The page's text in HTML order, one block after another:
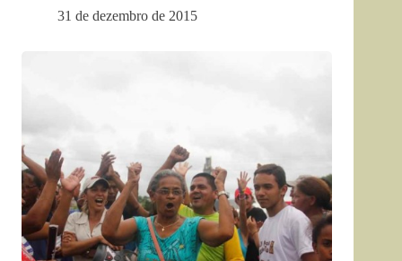
31 de dezembro de 2015